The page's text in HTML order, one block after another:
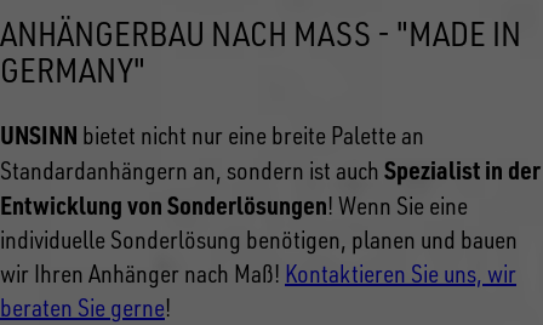
ANHÄNGERBAU NACH MASS - "MADE IN G
ERMANY"
UNSINN bietet nicht nur eine breite Palette an
Standardanhängern an, sondern ist auch Spezialist in der
Entwicklung von Sonderlösungen! Wenn Sie eine
individuelle Sonderlösung benötigen, planen und bauen
wir Ihren Anhänger nach Maß! Kontaktieren Sie uns, wir
beraten Sie gerne!